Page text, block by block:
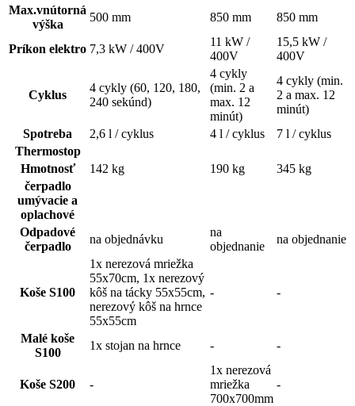
Max.vnútorná
výška
500 mm 850 mm 850 mm
Príkon elektro 7,3 kW / 400V
11 kW /
400V
15,5 kW /
400V
Cyklus
4 cykly (60, 120, 180,
240 sekúnd)
4 cykly
(min. 2 a
max. 12
minút)
4 cykly (min.
2 a max. 12
minút)
Spotreba
2,6 l / cyklus 4 l / cyklus
7 l / cyklus
Thermostop
Hmotnosť
142 kg 190 kg
345 kg
čerpadlo
umývacie a
oplachové
Odpadové
čerpadlo
na objednávku
na
objednanie
na objednanie
Koše S100
1x nerezová mriežka
55x70cm, 1x nerezový
kôš na tácky 55x55cm,
nerezový kôš na hrnce
55x55cm
- -
Malé koše
S100
1x stojan na hrnce - -
Koše S200 -
1x nerezová
mriežka
700x700mm
-